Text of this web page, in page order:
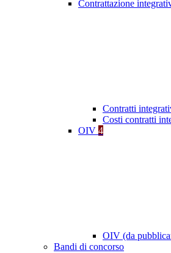
Contrattazione
Contratti
Costi contratti
OIV 4
OIV (da
Bandi di concorso